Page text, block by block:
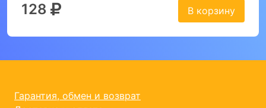
128 В корзину
Гарантия, обмен и возврат